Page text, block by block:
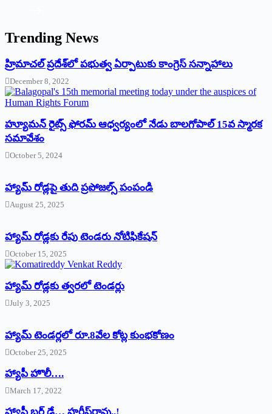
Trending News
‌హ్రిమాచల్‌ ‌ప్రదేశ్‌లో పభుత్వ ఏర్పాటుకు కాంగ్రెస్‌ ‌సన్నాహాలు
December 8, 2022
హ్యూమన్‌ రైట్స్‌ ఫోరమ్‌ ఆధ్వర్యంలో నేడు బాలగోపాల్‌ 15వ స్మారక
సమావేశం
October 5, 2024
హ్యామ్‌ రోడ్లపై తుది ప్రపోజల్స్‌ పంపండి
August 25, 2025
హ్యామ్‌ రోడ్లకు రేపు టెండరు నోటిఫికేషన్‌
October 15, 2025
హ్యామ్‌ రోడ్లకు త్వరలో టెండర్లు
July 3, 2025
హ్యామ్‌ ‌టెండర్లలో రూ.8వేల కోట్ల కుంభకోణం
October 25, 2025
హ్యాపీ హొలీ….
March 17, 2022
హ్యాపీ బర్త్ ‌డే… హరీష్‌రావు..!